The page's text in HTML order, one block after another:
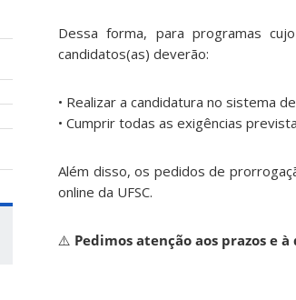
Dessa forma, para programas
candidatos(as) deverão:
• Realizar a candidatura no sistema
• Cumprir todas as exigências
Além disso, os pedidos de
online da UFSC.
⚠️ Pedimos atenção aos prazos e